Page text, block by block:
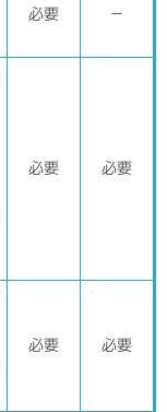
必要 －
必要 必要
必要 必要